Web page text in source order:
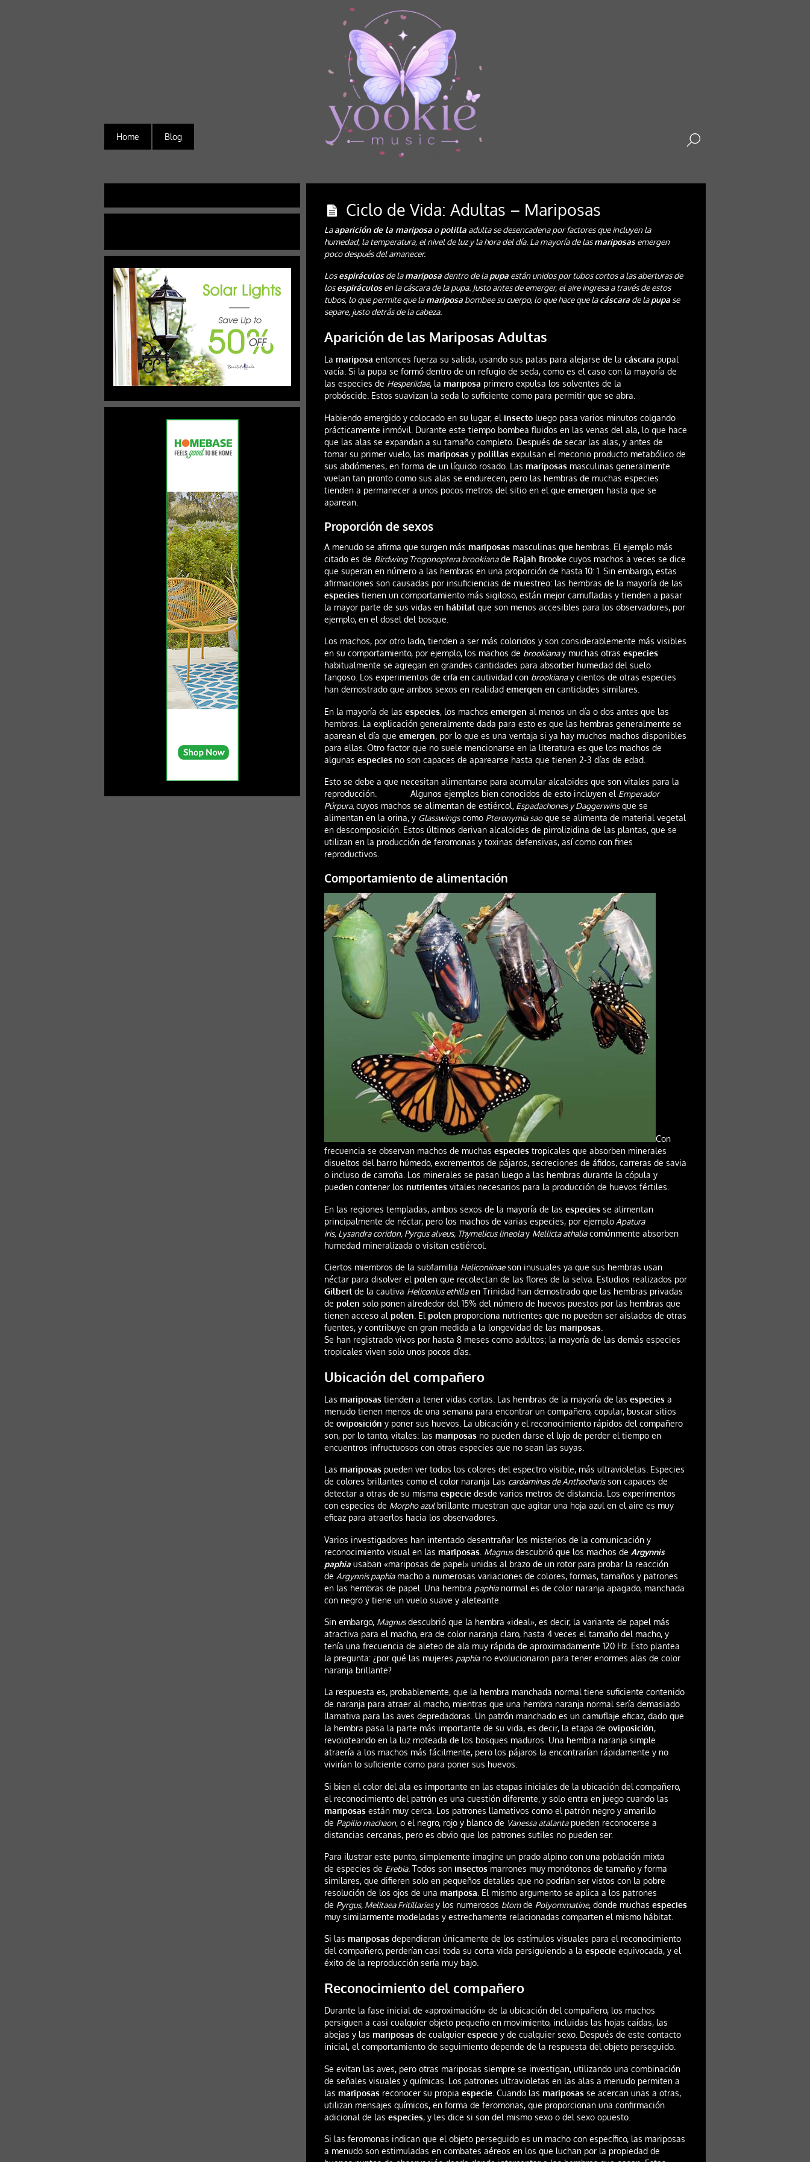
Home Blog
Ciclo de Vida: Adultas – Mariposas
Laaparición de la mariposa opolilla adulta se desencadena por factores que incluyen la
humedad, la temperatura, el nivel de luz y la hora del día. La mayoría de lasmariposasemergen
poco después del amanecer.
Losespiráculosde lamariposa dentro de lapupa están unidos por tubos cortos a las aberturas de
losespiráculosen la cáscara de la pupa. Justo antes de emerger, el aire ingresa a través de estos
tubos, lo que permite que lamariposa bombee su cuerpo, lo que hace que lacáscara de lapupa se
separe, justo detrás de la cabeza.
Aparición de las Mariposas Adultas
Lamariposa entonces fuerza su salida, usando sus patas para alejarse de lacáscara pupal
vacía. Si la pupa se formó dentro de un refugio de seda, como es el caso con la mayoría de
las especies de Hesperiidae, lamariposa primero expulsa los solventes de la
probóscide. Estos suavizan la seda lo suficiente como para permitir que se abra.
Habiendo emergido y colocado en su lugar, el insecto luego pasa varios minutos colgando
prácticamente inmóvil. Durante este tiempo bombea fluidos en las venas del ala, lo que hace
que las alas se expandan a su tamaño completo. Después de secar las alas, y antes de
tomar su primer vuelo, lasmariposas ypolillas expulsan el meconio producto metabólico de
sus abdómenes, en forma de un líquido rosado. Lasmariposas masculinas generalmente
vuelan tan pronto como sus alas se endurecen, pero las hembras de muchas especies
tienden a permanecer a unos pocos metros del sitio en el queemergen hasta que se
aparean.
Proporción de sexos
A menudo se afirma que surgen másmariposas masculinas que hembras. El ejemplo más
citado es de Birdwing Trogonoptera brookianade Rajah Brooke cuyos machos a veces se dice
que superan en número a las hembras en una proporción de hasta 10: 1. Sin embargo, estas
afirmaciones son causadas por insuficiencias de muestreo: las hembras de la mayoría de las
especies tienen un comportamiento más sigiloso, están mejor camufladas y tienden a pasar
la mayor parte de sus vidas enhábitat que son menos accesibles para los observadores, por
ejemplo, en el dosel del bosque.
Los machos, por otro lado, tienden a ser más coloridos y son considerablemente más visibles
en su comportamiento, por ejemplo, los machos de brookiana.y muchas otrasespecies
habitualmente se agregan en grandes cantidades para absorber humedad del suelo
fangoso. Los experimentos decría en cautividad con brookianay cientos de otras especies
han demostrado que ambos sexos en realidademergen en cantidades similares.
En la mayoría de lasespecies, los machosemergen al menos un día o dos antes que las
hembras. La explicación generalmente dada para esto es que las hembras generalmente se
aparean el día queemergen, por lo que es una ventaja si ya hay muchos machos disponibles
para ellas. Otro factor que no suele mencionarse en la literatura es que los machos de
algunasespecies no son capaces de aparearse hasta que tienen 2-3 días de edad.
Esto se debe a que necesitan alimentarse para acumular alcaloides que son vitales para la
reproducción. Algunos ejemplos bien conocidos de esto incluyen el Emperador
Púrpura,cuyos machos se alimentan de estiércol, Espadachones y Daggerwinsque se
alimentan en la orina, y Glasswingscomo Pteronymia saoque se alimenta de material vegetal
en descomposición. Estos últimos derivan alcaloides de pirrolizidina de las plantas, que se
utilizan en la producción de feromonas y toxinas defensivas, así como con fines
reproductivos.
Comportamiento de alimentación
Con
frecuencia se observan machos de muchasespecies tropicales que absorben minerales
disueltos del barro húmedo, excrementos de pájaros, secreciones de áfidos, carreras de savia
o incluso de carroña. Los minerales se pasan luego a las hembras durante la cópula y
pueden contener losnutrientes vitales necesarios para la producción de huevos fértiles.
En las regiones templadas, ambos sexos de la mayoría de lasespecies se alimentan
principalmente de néctar, pero los machos de varias especies, por ejemploApatura
iris, Lysandra coridon, Pyrgus alveus, Thymelicus lineolay Mellicta athaliacomúnmente absorben
humedad mineralizada o visitan estiércol.
Ciertos miembros de la subfamilia Heliconiinaeson inusuales ya que sus hembras usan
néctar para disolver elpolen que recolectan de las flores de la selva. Estudios realizados por
Gilbert de la cautiva Heliconius ethillaen Trinidad han demostrado que las hembras privadas
depolen solo ponen alrededor del 15% del número de huevos puestos por las hembras que
tienen acceso alpolen . Elpolen proporciona nutrientes que no pueden ser aislados de otras
fuentes, y contribuye en gran medida a la longevidad de lasmariposas
Se han registrado vivos por hasta 8 meses como adultos; la mayoría de las demás especies
tropicales viven solo unos pocos días.
Ubicación del compañero
Lasmariposas tienden a tener vidas cortas. Las hembras de la mayoría de lasespecies a
menudo tienen menos de una semana para encontrar un compañero, copular, buscar sitios
deoviposición y poner sus huevos. La ubicación y el reconocimiento rápidos del compañero
son, por lo tanto, vitales: lasmariposas no pueden darse el lujo de perder el tiempo en
encuentros infructuosos con otras especies que no sean las suyas.
Lasmariposas pueden ver todos los colores del espectro visible, más ultravioletas. Especies
de colores brillantes como el color naranja Las cardaminas de Anthocharisson capaces de
detectar a otras de su mismaespecie desde varios metros de distancia. Los experimentos
con especies de Morpho azulbrillante muestran que agitar una hoja azul en el aire es muy
eficaz para atraerlos hacia los observadores.
Varios investigadores han intentado desentrañar los misterios de la comunicación y
reconocimiento visual en lasmariposas. Magnusdescubrió que los machos deArgynnis
paphia usaban «mariposas de papel» unidas al brazo de un rotor para probar la reacción
deArgynnis paphiamacho a numerosas variaciones de colores, formas, tamaños y patrones
en las hembras de papel. Una hembra paphianormal es de color naranja apagado, manchada
con negro y tiene un vuelo suave y aleteante.
Sin embargo, Magnusdescubrió que la hembra «ideal», es decir, la variante de papel más
atractiva para el macho, era de color naranja claro, hasta 4 veces el tamaño del macho, y
tenía una frecuencia de aleteo de ala muy rápida de aproximadamente 120 Hz. Esto plantea
la pregunta: ¿por qué las mujeres paphiano evolucionaron para tener enormes alas de color
naranja brillante?
La respuesta es, probablemente, que la hembra manchada normal tiene suficiente contenido
de naranja para atraer al macho, mientras que una hembra naranja normal sería demasiado
llamativa para las aves depredadoras. Un patrón manchado es un camuflaje eficaz, dado que
la hembra pasa la parte más importante de su vida, es decir, la etapa deoviposición,
revoloteando en la luz moteada de los bosques maduros. Una hembra naranja simple
atraería a los machos más fácilmente, pero los pájaros la encontrarían rápidamente y no
vivirían lo suficiente como para poner sus huevos.
Si bien el color del ala es importante en las etapas iniciales de la ubicación del compañero,
el reconocimiento del patrón es una cuestión diferente, y solo entra en juego cuando las
mariposas están muy cerca. Los patrones llamativos como el patrón negro y amarillo
de Papilio machaon, o el negro, rojo y blanco de Vanessa atalantapueden reconocerse a
distancias cercanas, pero es obvio que los patrones sutiles no pueden ser.
Para ilustrar este punto, simplemente imagine un prado alpino con una población mixta
de especies de Erebia. Todos son insectos marrones muy monótonos de tamaño y forma
similares, que difieren solo en pequeños detalles que no podrían ser vistos con la pobre
resolución de los ojos de unamariposa . El mismo argumento se aplica a los patrones
de Pyrgus, Melitaea Fritillariesy los numerosos blomde Polyommatine, donde muchasespecies
muy similarmente modeladas y estrechamente relacionadas comparten el mismo hábitat.
Si lasmariposas dependieran únicamente de los estímulos visuales para el reconocimiento
del compañero, perderían casi toda su corta vida persiguiendo a laespecie equivocada, y el
éxito de la reproducción sería muy bajo.
Reconocimiento del compañero
Durante la fase inicial de «aproximación» de la ubicación del compañero, los machos
persiguen a casi cualquier objeto pequeño en movimiento, incluidas las hojas caídas, las
abejas y lasmariposas de cualquierespecie y de cualquier sexo. Después de este contacto
inicial, el comportamiento de seguimiento depende de la respuesta del objeto perseguido.
Se evitan las aves, pero otras mariposas siempre se investigan, utilizando una combinación
de señales visuales y químicas. Los patrones ultravioletas en las alas a menudo permiten a
lasmariposas reconocer su propiaespecie . Cuando lasmariposas se acercan unas a otras,
utilizan mensajes químicos, en forma de feromonas, que proporcionan una confirmación
adicional de lasespecies, y les dice si son del mismo sexo o del sexo opuesto.
Si las feromonas indican que el objeto perseguido es un macho con específico, las mariposas
a menudo son estimuladas en combates aéreos en los que luchan por la propiedad de